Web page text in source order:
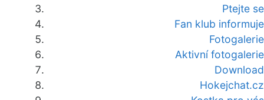
Ptejte se
Fan klub informuje
Fotogalerie
Aktivní fotogalerie
Download
Hokejchat.cz